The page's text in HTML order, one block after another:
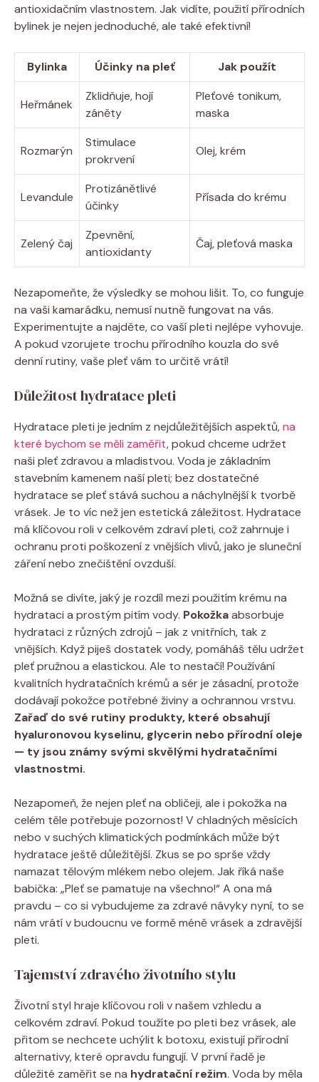
antioxidačním vlastnostem. Jak vidíte, použití přírodních
bylinek je nejen jednoduché, ale také efektivní!
Bylinka Účinky na pleť Jak použít
Heřmánek
Zklidňuje, hojí
záněty
Pleťové tonikum,
maska
Rozmarýn
Stimulace
prokrvení
Olej, krém
Levandule
Protizánětlivé
účinky
Přísada do krému
Zelený čaj
Zpevnění,
antioxidanty
Čaj, pleťová maska
Nezapomeňte, že výsledky se mohou lišit. To, co funguje
na vaši kamarádku, nemusí nutně fungovat na vás.
Experimentujte a najděte, co vaší pleti nejlépe vyhovuje.
A pokud vzorujete trochu přírodního kouzla do své
denní rutiny, vaše pleť vám to určitě vrátí!
Důležitost hydratace pleti
Hydratace pleti je jedním z nejdůležitějších aspektů,na
které bychom se měli zaměřit, pokud chceme udržet
naši pleť zdravou a mladistvou. Voda je základním
stavebním kamenem naší pleti; bez dostatečné
hydratace se pleť stává suchou a náchylnější k tvorbě
vrásek. Je to víc než jen estetická záležitost. Hydratace
má klíčovou roli v celkovém zdraví pleti, což zahrnuje i
ochranu proti poškození z vnějších vlivů, jako je sluneční
záření nebo znečištění ovzduší.
Možná se divíte, jaký je rozdíl mezi použitím krému na
hydrataci a prostým pitím vody. Pokožkaabsorbuje
hydrataci z různých zdrojů – jak z vnitřních, tak z
vnějších. Když piješ dostatek vody, pomáháš tělu udržet
pleť pružnou a elastickou. Ale to nestačí! Používání
kvalitních hydratačních krémů a sér je zásadní, protože
dodávají pokožce potřebné živiny a ochrannou vrstvu.
Zařaď do své rutiny produkty, které obsahují
hyaluronovou kyselinu, glycerin nebo přírodní oleje
— ty jsou známy svými skvělými hydratačními
vlastnostmi.
Nezapomeň, že nejen pleť na obličeji, ale i pokožka na
celém těle potřebuje pozornost! V chladných měsících
nebo v suchých klimatických podmínkách může být
hydratace ještě důležitější. Zkus se po sprše vždy
namazat tělovým mlékem nebo olejem. Jak říká naše
babička: „Pleť se pamatuje na všechno!“ A ona má
pravdu – co si vybudujeme za zdravé návyky nyní, to se
nám vrátí v budoucnu ve formě méně vrásek a zdravější
pleti.
Tajemství zdravého životního stylu
Životní styl hraje klíčovou roli v našem vzhledu a
celkovém zdraví. Pokud toužíte po pleti bez vrásek, ale
přitom se nechcete uchýlit k botoxu, existují přírodní
alternativy, které opravdu fungují. V první řadě je
důležité zaměřit se na hydratační režim. Voda by měla